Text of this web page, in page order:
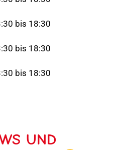
bis 18:30
bis 18:30
bis 18:30
UND